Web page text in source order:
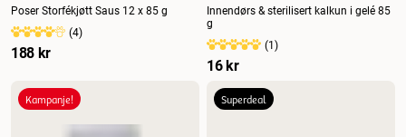
Poser Storfékjøtt Saus 12 x 85 g
(4)
188 kr
Innendørs & sterilisert kalkun i gelé 85
g
(1)
16 kr
Kampanje! Superdeal